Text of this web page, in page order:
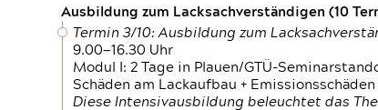
Ausbildung zum Lacksachverständigen (10
Termin 3/10: Ausbildung zum
9.00—16.30 Uhr
Modul I: 2 Tage in Plauen/GTÜ-
Schäden am Lackaufbau +
Diese Intensivausbildung beleuchtet das